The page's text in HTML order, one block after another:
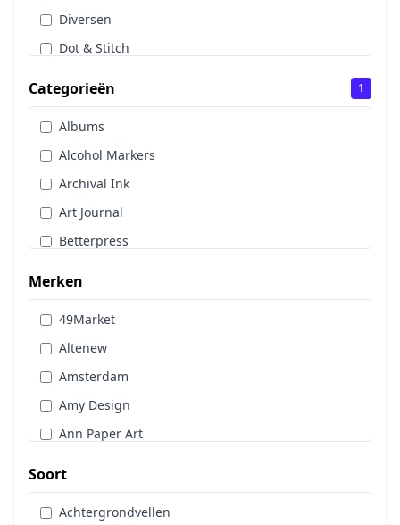
Diversen
Dot & Stitch
Sale
Stans, Embos & Stencils
Stempels
Workshoppakket
Pan Pastel
Categorieën 1
Albums
Alcohol Markers
Archival Ink
Art Journal
Betterpress
Brads
Cadence
Designpapier
Distress Oxide Spray
Distress Spritz
Divers
Dot & Do
Embossingpoeder
Merken
49Market
Altenew
Amsterdam
Amy Design
Ann Paper Art
Art Impressions
Art Journaling
Soort
Achtergrondvellen